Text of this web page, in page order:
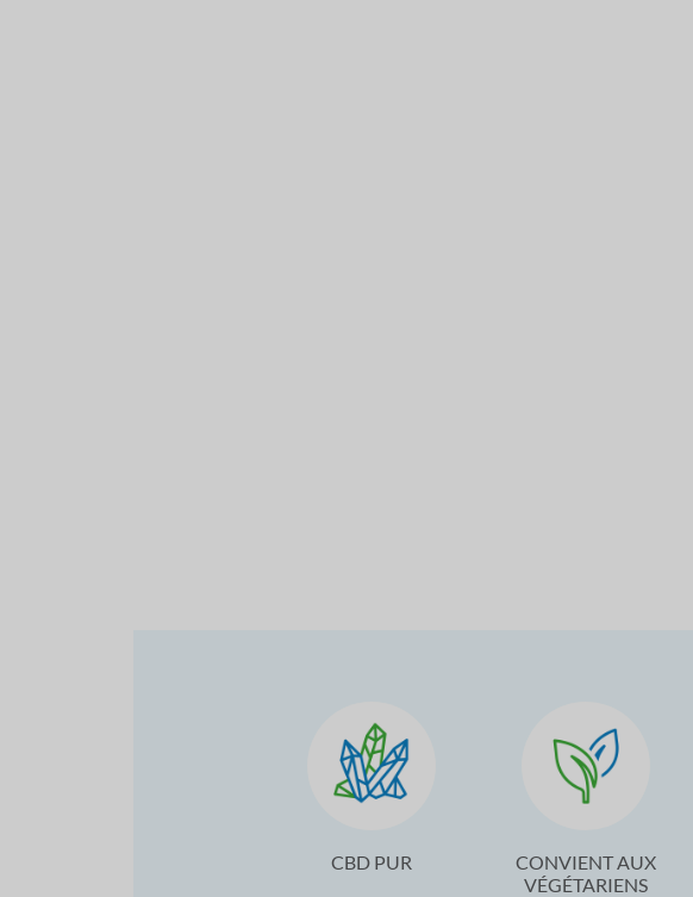
CBD PUR
CONVIENT AUX
VÉGÉTARIENS